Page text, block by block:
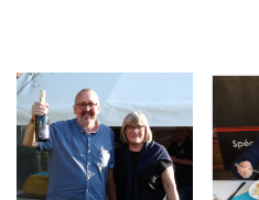
Branding
ARMCHAIR